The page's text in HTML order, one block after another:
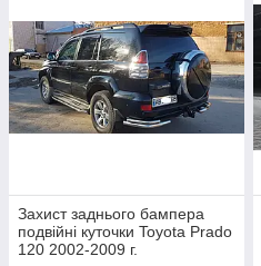
Захист заднього бампера
подвійні куточки Toyota Prado
120 2002-2009 г.